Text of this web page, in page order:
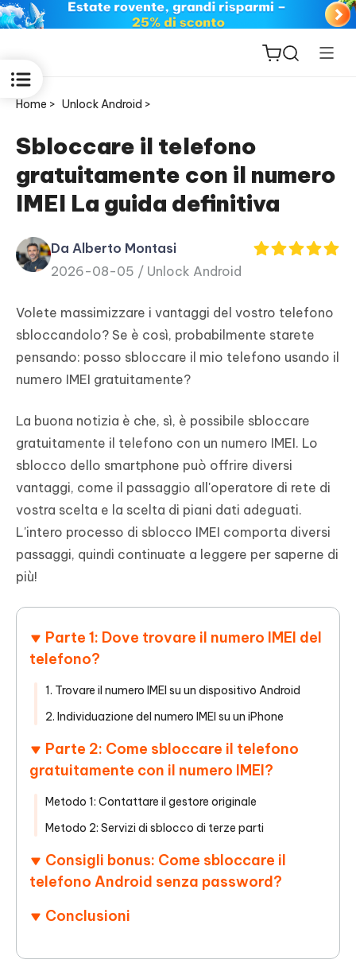
ReiBoot
for iOS
PDNob
PDF
New
iAnyGo
Home > Unlock Android >
Sbloccare il telefono
gratuitamente con il numero
IMEI La guida definitiva
Da Alberto Montasi
2026-08-05 / Unlock Android
Volete massimizzare i vantaggi del vostro telefono
sbloccandolo? Se è così, probabilmente starete
pensando: posso sbloccare il mio telefono usando il
numero IMEI gratuitamente?
La buona notizia è che, sì, è possibile sbloccare
gratuitamente il telefono con un numero IMEI. Lo
sblocco dello smartphone può offrire diversi
vantaggi, come il passaggio all'operatore di rete di
vostra scelta e la scelta di piani dati adeguati.
L'intero processo di sblocco IMEI comporta diversi
passaggi, quindi continuate a leggere per saperne di
più!
Parte 1: Dove trovare il numero IMEI del
telefono?
1. Trovare il numero IMEI su un dispositivo Android
2. Individuazione del numero IMEI su un iPhone
Parte 2: Come sbloccare il telefono
gratuitamente con il numero IMEI?
Metodo 1: Contattare il gestore originale
Metodo 2: Servizi di sblocco di terze parti
Consigli bonus: Come sbloccare il
telefono Android senza password?
Conclusioni